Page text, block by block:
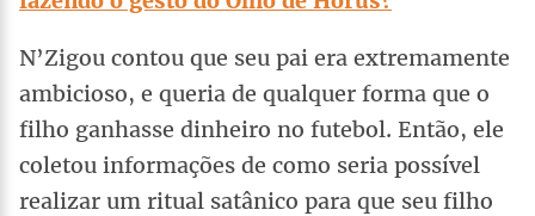
N’Zigou contou que seu pai era extremamente
ambicioso, e queria de qualquer forma que o
filho ganhasse dinheiro no futebol. Então, ele
coletou informações de como seria possível
realizar um ritual satânico para que seu filho